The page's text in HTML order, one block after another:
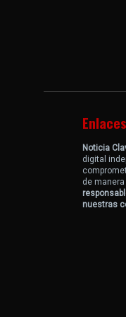
Enlaces
Noticia
digital
de manera
nuestras